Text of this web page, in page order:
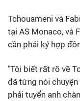
Tchouameni và
tại AS Monaco, và
cần phải ký hợp
"Tôi biết rất rõ về
đã từng nói
phải tuyển anh